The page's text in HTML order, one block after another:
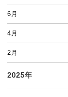
6月
4月
2月
2025年